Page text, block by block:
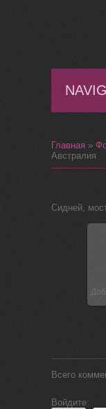
Главная »
Австралия
Сидней,
Всего
Войдите: